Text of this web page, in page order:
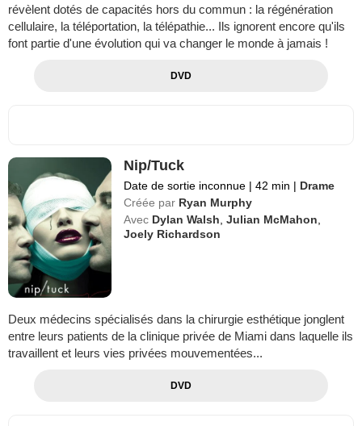
révèlent dotés de capacités hors du commun : la régénération
cellulaire, la téléportation, la télépathie... Ils ignorent encore qu'ils
font partie d'une évolution qui va changer le monde à jamais !
DVD
Nip/Tuck
Date de sortie inconnue | 42 min | Drame
Créée par Ryan Murphy
Avec Dylan Walsh ,Julian McMahon
Joely Richardson
Deux médecins spécialisés dans la chirurgie esthétique jonglent
entre leurs patients de la clinique privée de Miami dans laquelle ils
travaillent et leurs vies privées mouvementées...
DVD